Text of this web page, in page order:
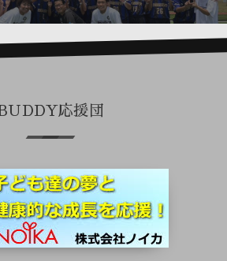
BUDDY応援団